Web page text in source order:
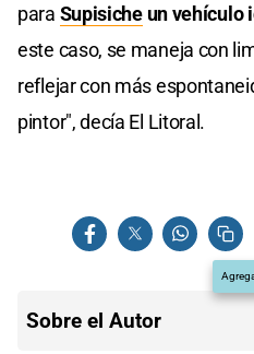
para Supisicheun vehículo
este caso, se maneja con
reflejar con más
pintor", decía El Litoral.
Sobre el Autor